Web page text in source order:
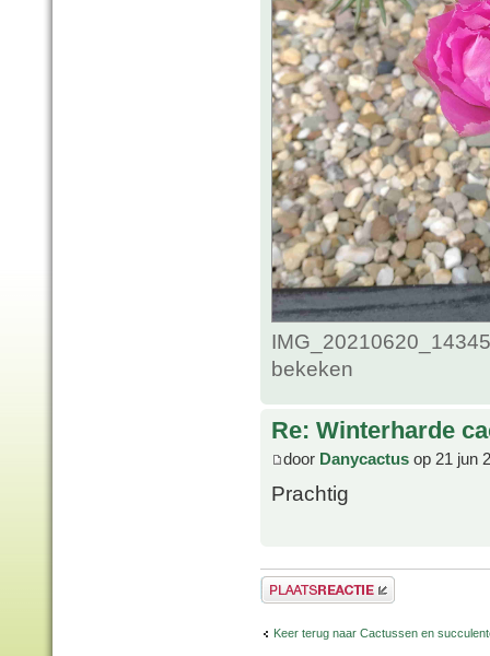
bekeken
Re: Winterharde
door Danycactus op 21 jun
Prachtig
Plaats een reactie
Keer terug naar Cactussen en